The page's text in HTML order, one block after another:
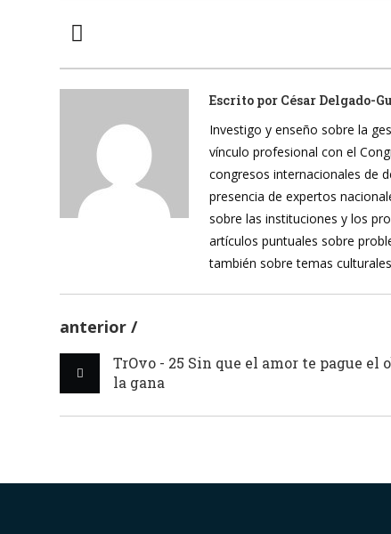
Escrito por César Delgado-
Investigo y enseño sobre la
vínculo profesional con el
congresos internacionales de
presencia de expertos
sobre las instituciones y los
artículos puntuales sobre
también sobre temas
anterior
TrOvo - 25 Sin que el amor te pague el
la gana